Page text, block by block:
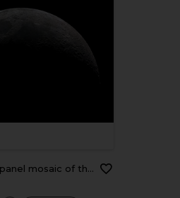
crescent moon taken at 2.700mm focal length.